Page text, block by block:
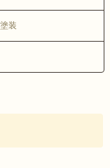
装